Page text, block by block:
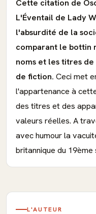
Cette citation de
L'Éventail de Lady
l'absurdité de la
comparant le bottin
noms et les titres
de fiction. Ceci met
l'appartenance à
des titres et des
valeurs réelles. A
avec humour la
britannique du 19ème
L'AUTEUR